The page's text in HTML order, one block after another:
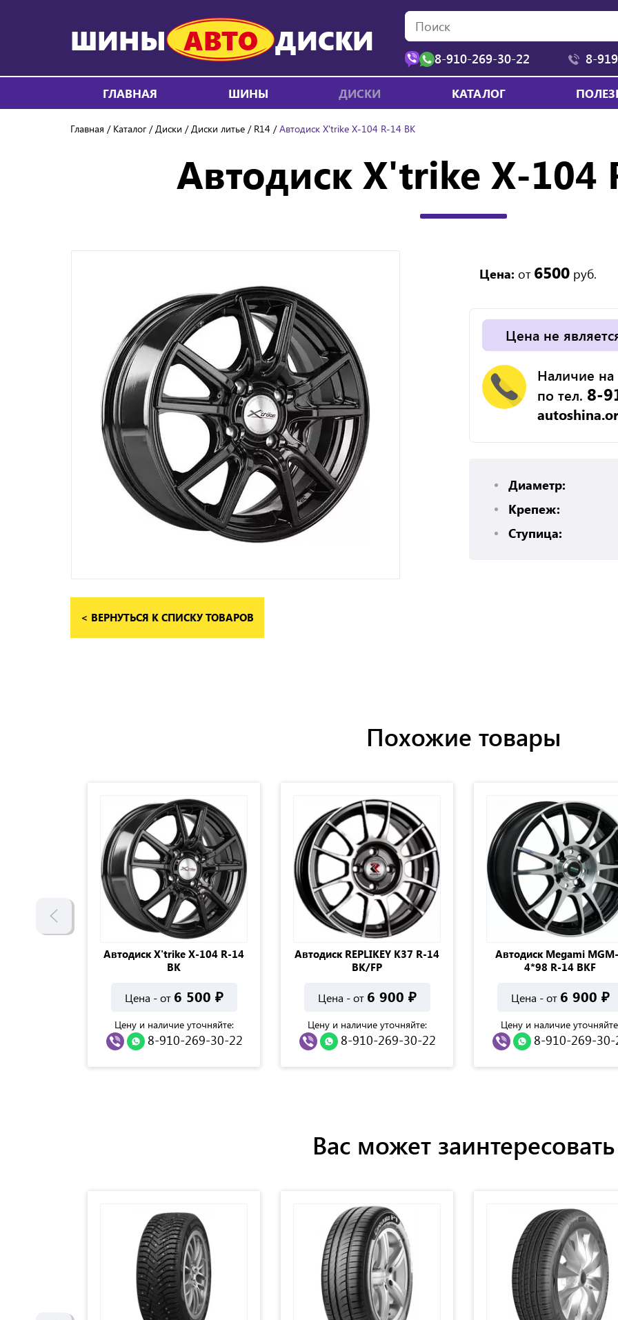
ШИНЫ АВТО ДИСКИ
8-910-269-30-22 8-
ГЛАВНАЯ ШИНЫ ДИСКИ КАТАЛОГ
Главная Каталог Диски Диски литье R14 Автодиск X'trike Х-104 R-14 BK
Автодиск X'trike Х-104
< ВЕРНУТЬСЯ К СПИСКУ ТОВАРОВ
Цена: от 6500руб.
Цена не
Наличие на
по тел. 8-
Диаметр:
Крепеж:
Ступица:
Похожие товары
Автодиск X'trike Х-104 R-14
BK
Цена - от 6 500 ₽
Цену и наличие уточняйте:
8-910-269-30-22
Автодиск REPLIKEY K37 R-14
BK/FP
Цена - от 6 900 ₽
Цену и наличие уточняйте:
8-910-269-30-22
Автодиск Megami
4*98 R-14 BKF
Цена - от 6 900 ₽
Цену и наличие
8-910-269-30-
Вас может заинтересовать